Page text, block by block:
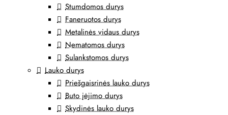
Stumdomos durys
Faneruotos durys
Metalinės vidaus durys
Nematomos durys
Sulankstomos durys
Lauko durys
Priešgaisrinės lauko durys
Buto įėjimo durys
Skydinės lauko durys